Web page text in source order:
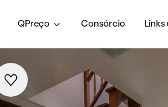
QPreço Consórcio Links